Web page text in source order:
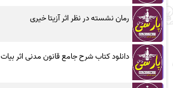
رمان نشسته در نظر اثر آزیتا خیری
دانلود کتاب شرح جامع قانون مدنی اثر بیات